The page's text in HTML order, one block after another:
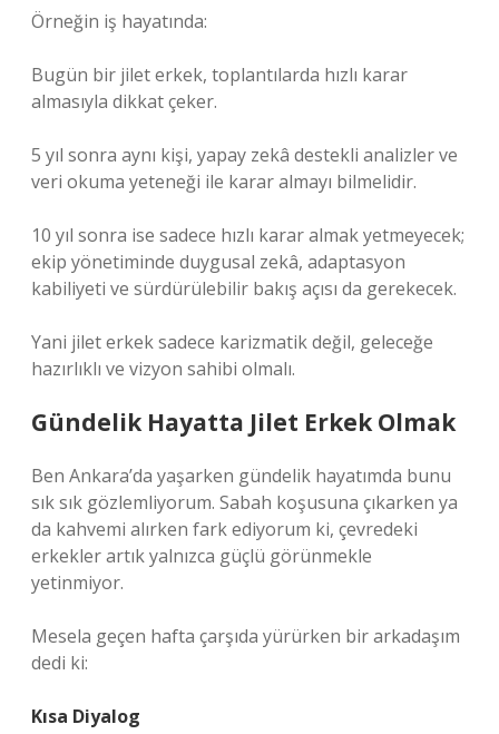
Örneğin iş hayatında:
Bugün bir jilet erkek, toplantılarda hızlı karar
almasıyla dikkat çeker.
5 yıl sonra aynı kişi, yapay zekâ destekli analizler ve
veri okuma yeteneği ile karar almayı bilmelidir.
10 yıl sonra ise sadece hızlı karar almak yetmeyecek;
ekip yönetiminde duygusal zekâ, adaptasyon
kabiliyeti ve sürdürülebilir bakış açısı da gerekecek.
Yani jilet erkek sadece karizmatik değil, geleceğe
hazırlıklı ve vizyon sahibi olmalı.
Gündelik Hayatta Jilet Erkek Olmak
Ben Ankara’da yaşarken gündelik hayatımda bunu
sık sık gözlemliyorum. Sabah koşusuna çıkarken ya
da kahvemi alırken fark ediyorum ki, çevredeki
erkekler artık yalnızca güçlü görünmekle
yetinmiyor.
Mesela geçen hafta çarşıda yürürken bir arkadaşım
dedi ki:
Kısa Diyalog